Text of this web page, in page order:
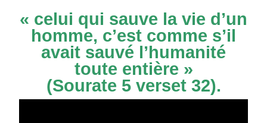
« celui qui sauve la vie d’un
homme, c’est comme s’il
avait sauvé l’humanité
toute entière »
(Sourate 5 verset 32).